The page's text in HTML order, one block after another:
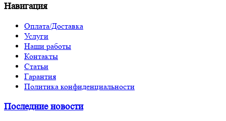
Навигация
Оплата/Доставка
Услуги
Наши работы
Контакты
Статьи
Гарантия
Политика конфиденциальности
Последние новости